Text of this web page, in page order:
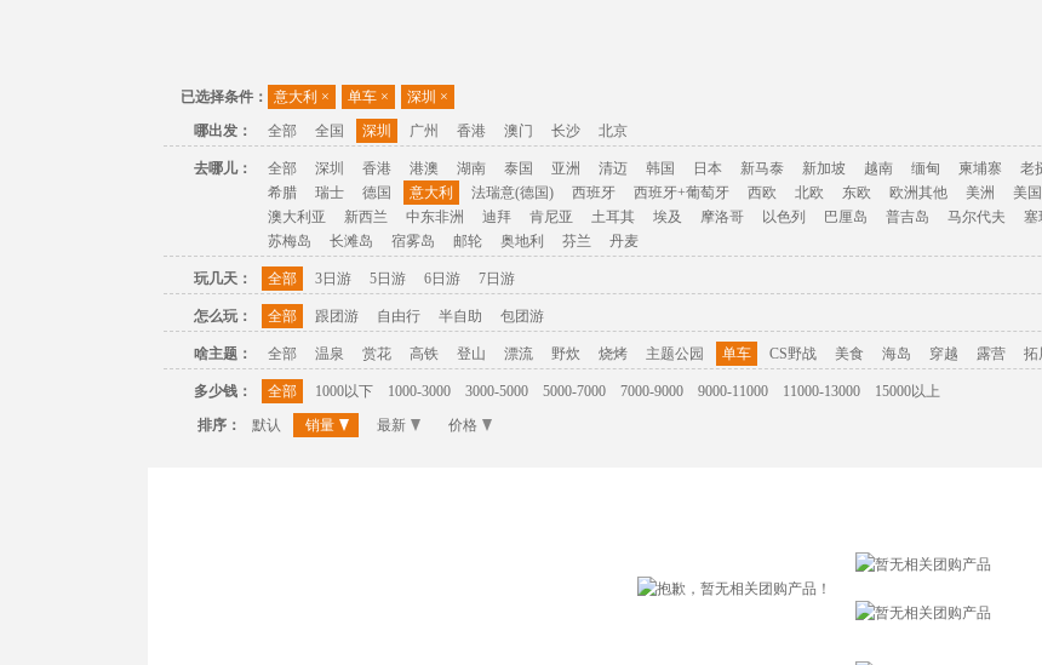
已选择条件： 意大利 × 单车 × 深圳 ×
哪出发：
全部 全国 深圳 广州 香港 澳门 长沙 北京
去哪儿： 全部 深圳 香港 港澳 湖南 泰国 亚洲 清迈 韩国 日本 新马泰 新加坡 越南 缅甸 柬埔寨 老
希腊
瑞士 德国 意大利 法瑞意(德国) 西班牙 西班牙+葡萄牙 西欧 北欧 东欧 欧洲其他 美洲 美国
澳大利亚
新西兰 中东非洲 迪拜 肯尼亚 土耳其 埃及 摩洛哥 以色列 巴厘岛 普吉岛 马尔代夫 塞
苏梅岛
长滩岛 宿雾岛 邮轮 奥地利 芬兰 丹麦
玩几天： 全部 3日游 5日游 6日游 7日游
怎么玩： 全部 跟团游 自由行 半自助 包团游
啥主题： 全部 温泉 赏花 高铁 登山 漂流 野炊 烧烤 主题公园 单车 CS野战 美食 海岛 穿越 露营 拓
多少钱： 全部 1000以下 1000-3000 3000-5000 5000-7000 7000-9000 9000-11000 11000-13000
15000以上
排序：
默认 销量 最新 价格